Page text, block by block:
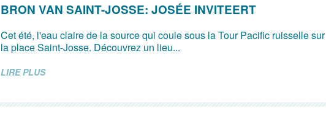
BRON VAN SAINT-JOSSE: JOSÉE INVITEERT
Cet été, l'eau claire de la source qui coule sous la Tour Pacific ruisselle sur
la place Saint-Josse. Découvrez un lieu...
LIRE PLUS